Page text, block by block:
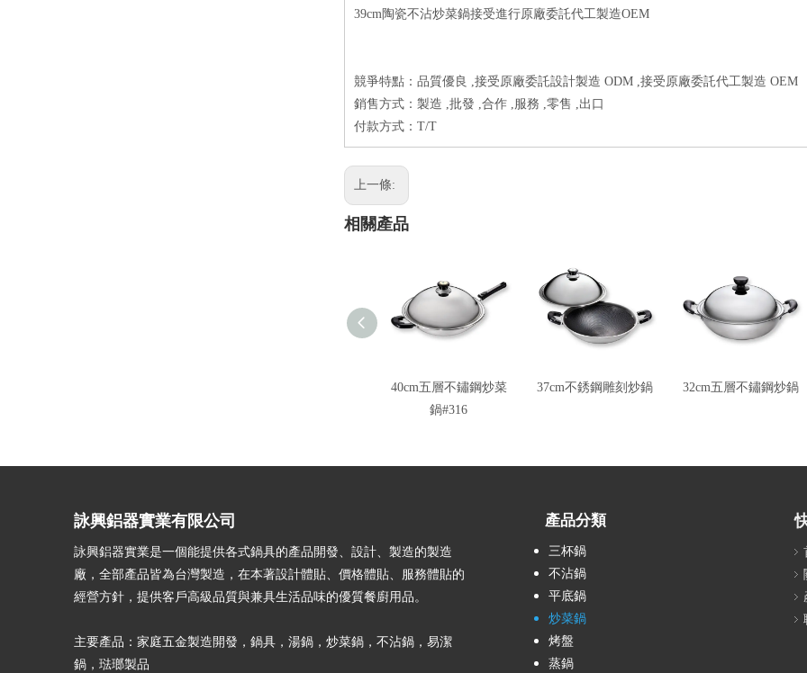
39cm陶瓷不沾炒菜鍋接受進行原廠委託代工製造OEM
競爭特點：品質優良 ,接受原廠委託設計製造 ODM ,接受原廠委託代工製造 OEM
銷售方式：製造 ,批發 ,合作 ,服務 ,零售 ,出口
付款方式：T/T
上一條:
相關產品
40cm五層不鏽鋼炒菜
鍋#316
37cm不銹鋼雕刻炒鍋 32cm五層不鏽鋼炒鍋
詠興鋁器實業有限公司
詠興鋁器實業是一個能提供各式鍋具的產品開發、設計、製造的製造
廠，全部產品皆為台灣製造，在本著設計體貼、價格體貼、服務體貼的
經營方針，提供客戶高級品質與兼具生活品味的優質餐廚用品。
主要產品：家庭五金製造開發，鍋具，湯鍋，炒菜鍋，不沾鍋，易潔
鍋，琺瑯製品
產品分類
三杯鍋
不沾鍋
平底鍋
炒菜鍋
烤盤
蒸鍋